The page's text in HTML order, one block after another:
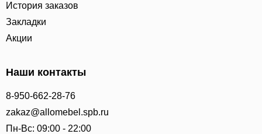
История заказов
Закладки
Акции
Наши контакты
8-950-662-28-76
zakaz@allomebel.spb.ru
Пн-Вс: 09:00 - 22:00